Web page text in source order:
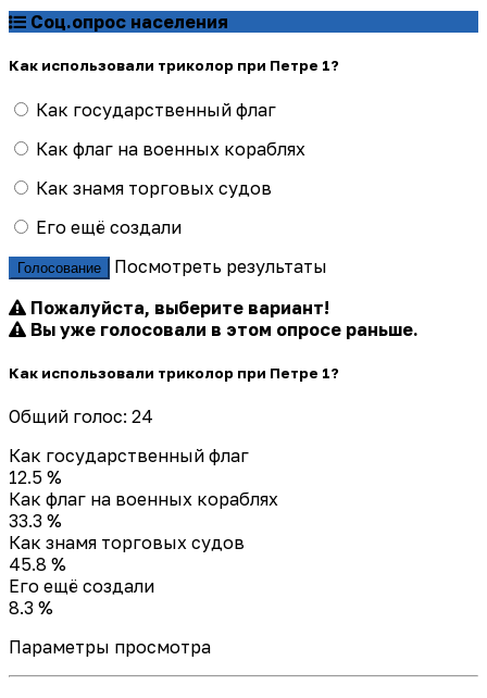
Соц.опрос населения
Как использовали триколор при Петре 1?
Как государственный флаг
Как флаг на военных кораблях
Как знамя торговых судов
Его ещё создали
Голосование
Посмотреть результаты
Пожалуйста, выберите вариант!
Вы уже голосовали в этом опросе раньше.
Как использовали триколор при Петре 1?
Общий голос: 24
Как государственный флаг
12.5 %
Как флаг на военных кораблях
33.3 %
Как знамя торговых судов
45.8 %
Его ещё создали
8.3 %
Параметры просмотра